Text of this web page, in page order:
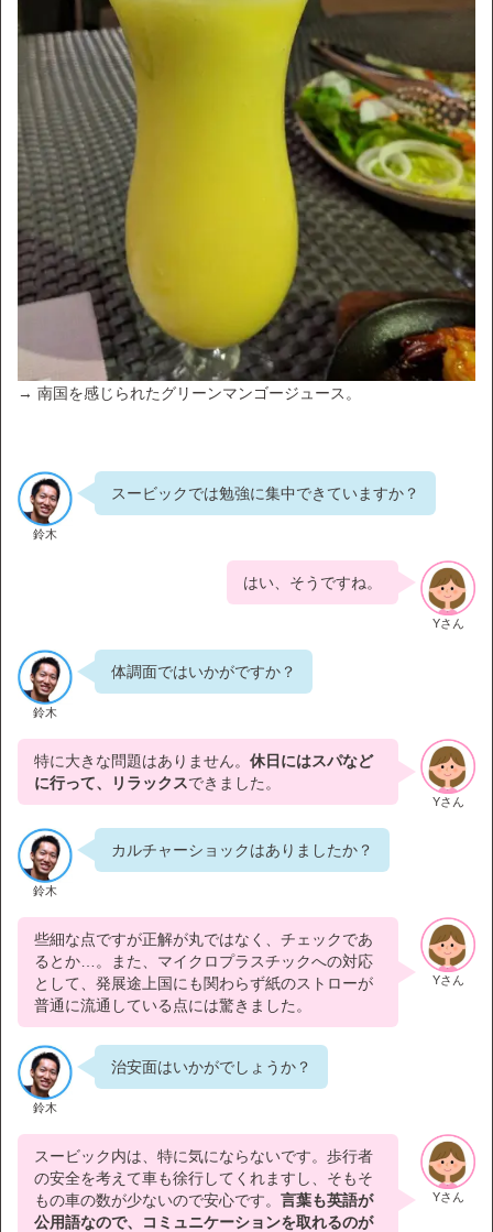
→ 南国を感じられたグリーンマンゴージュース。
鈴木
スービックでは勉強に集中できていますか？
Yさん
はい、そうですね。
鈴木
体調面ではいかがですか？
Yさん
特に大きな問題はありません。 休日にはスパなど
に行って、リラックスできました。
鈴木
カルチャーショックはありましたか？
Yさん
些細な点ですが正解が丸ではなく、チェックであ
るとか…。また、マイクロプラスチックへの対応
として、発展途上国にも関わらず紙のストローが
普通に流通している点には驚きました。
鈴木
治安面はいかがでしょうか？
Yさん
スービック内は、特に気にならないです。歩行者
の安全を考えて車も徐行してくれますし、そもそ
もの車の数が少ないので安心です。 言葉も英語が
公用語なので、コミュニケーションを取れるのが